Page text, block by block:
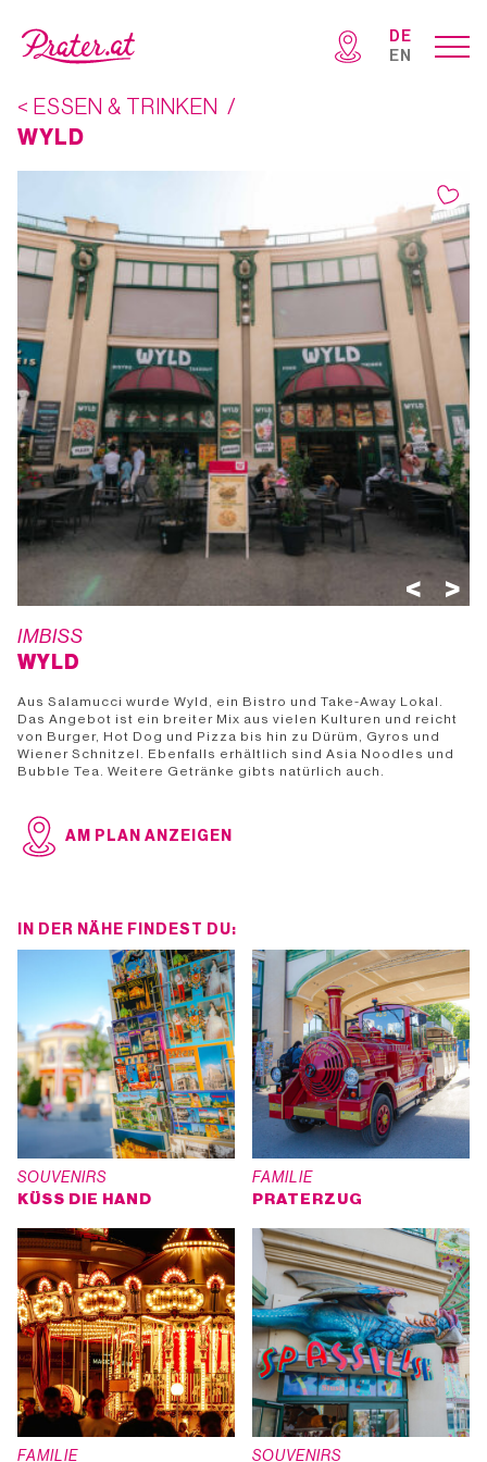
DE
EN
< ESSEN & TRINKEN /
WYLD
< >
IMBISS
WYLD
Aus Salamucci wurde Wyld, ein Bistro und Take-Away Lokal.
Das Angebot ist ein breiter Mix aus vielen Kulturen und reicht
von Burger, Hot Dog und Pizza bis hin zu Dürüm, Gyros und
Wiener Schnitzel. Ebenfalls erhältlich sind Asia Noodles und
Bubble Tea. Weitere Getränke gibts natürlich auch.
AM PLAN ANZEIGEN
IN DER NÄHE FINDEST DU:
SOUVENIRS
KÜSS DIE HAND
FAMILIE
PRATERZUG
FAMILIE SOUVENIRS